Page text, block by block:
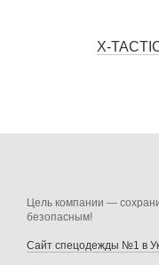
X-
Цель компании —
безопасным!
Сайт спецодежды №1 в